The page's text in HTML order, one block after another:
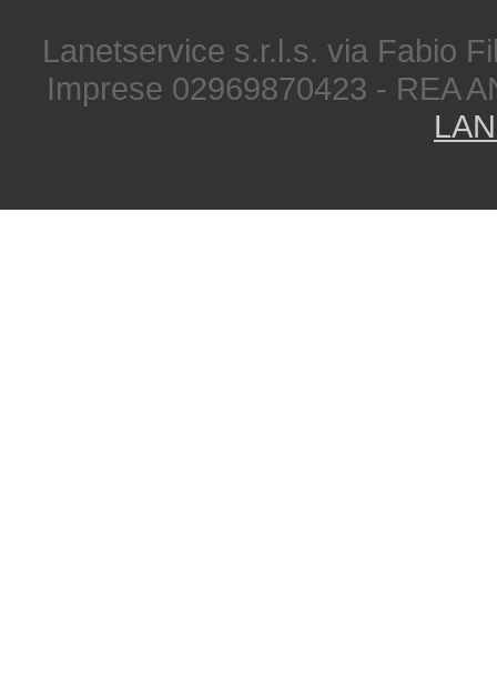
Lanetservice s.r.l.s. via Fabio
Imprese 02969870423 - REA